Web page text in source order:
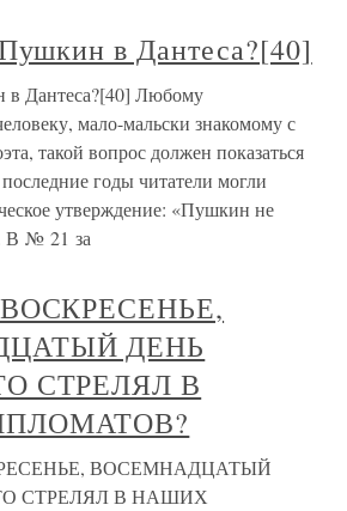
в Дантеса?[40]
в Дантеса?[40] Любому
мало-мальски знакомому с
такой вопрос должен показаться
годы читатели могли
утверждение: «Пушкин не
В № 21 за
ДЕНЬ
СТРЕЛЯЛ В
ВОСЕМНАДЦАТЫЙ
СТРЕЛЯЛ В НАШИХ